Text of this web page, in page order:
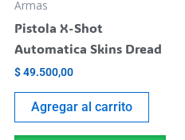
elegir
producto
Armas
Pistola X-Shot
Automatica Skins Dread
$49.500,00
Agregar al carrito